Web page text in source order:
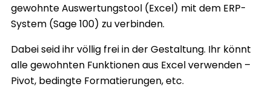
gewohnte Auswertungstool (Excel) mit dem ERP-
System (Sage 100) zu verbinden.
Dabei seid ihr völlig frei in der Gestaltung. Ihr könnt
alle gewohnten Funktionen aus Excel verwenden –
Pivot, bedingte Formatierungen, etc.